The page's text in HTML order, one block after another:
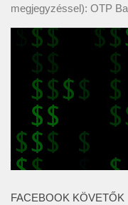
megjegyzéssel): OTP
FACEBOOK KÖVETŐK